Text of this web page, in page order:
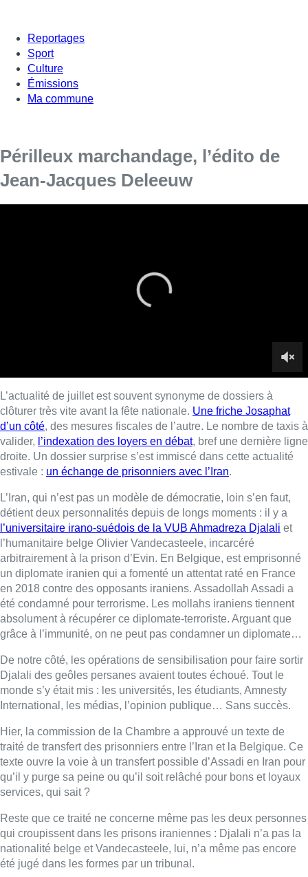
Reportages
Sport
Culture
Émissions
Ma commune
Périlleux marchandage, l’édito de
Jean-Jacques Deleeuw
droite. Un dossier surprise s’est immiscé dans cette actualité
un échange de prisonniers avec l’Iran
l’universitaire irano-suédois de la VUB Ahmadreza Djalaliet
arbitrairement à la prison d’Evin. En Belgique, est emprisonné
un diplomate iranien qui a fomenté un attentat raté en France
en 2018 contre des opposants iraniens. Assadollah Assadi a
été condamné pour terrorisme. Les mollahs iraniens tiennent
absolument à récupérer ce diplomate-terroriste. Arguant que
grâce à l’immunité, on ne peut pas condamner un diplomate…
De notre côté, les opérations de sensibilisation pour faire sortir
Djalali des geôles persanes avaient toutes échoué. Tout le
monde s’y était mis : les universités, les étudiants, Amnesty
International, les médias, l’opinion publique… Sans succès.
Hier, la commission de la Chambre a approuvé un texte de
traité de transfert des prisonniers entre l’Iran et la Belgique. Ce
texte ouvre la voie à un transfert possible d’Assadi en Iran pour
qu’il y purge sa peine ou qu’il soit relâché pour bons et loyaux
services, qui sait ?
Reste que ce traité ne concerne même pas les deux personnes
nationalité belge et Vandecasteele, lui, n’a même pas encore
été jugé dans les formes par un tribunal.
On peut juste espérer que les Iraniens soient adoucis par notre
Ce traité n’assure donc même pas un échange de prisonniers
comme au bon vieux temps de la guerre froide. Juste une
volonté d’apaisement auprès d’un régime tyrannique et
terroriste. Pas sûr que cela marche, mais qui sait ?
Et puis surtout, pourquoi ce traité déboule maintenant ?
L’urgence est demandée la semaine dernière par le
gouvernement à la Chambre, puis votée en commission hier…
Au début, tous les partis semblaient très réservés sur le texte et